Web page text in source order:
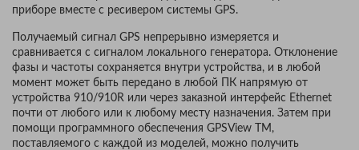
приборе вместе с ресивером системы GPS.
Получаемый сигнал GPS непрерывно измеряется и
сравнивается с сигналом локального генератора. Отклонение
фазы и частоты сохраняется внутри устройства, и в любой
момент может быть передано в любой ПК напрямую от
устройства 910/910R или через заказной интерфейс Ethernet
почти от любого или к любому месту назначения. Затем при
помощи программного обеспечения GPSView TM,
поставляемого с каждой из моделей, можно получить